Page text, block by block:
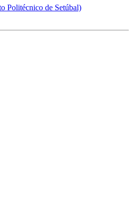
Politécnico de Setúbal)